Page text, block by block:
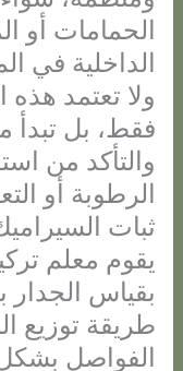
الحمامات أو
الداخلية في
ولا تعتمد
فقط، بل تبدأ
والتأكد من
الرطوبة أو
ثبات
يقوم معلم
بقياس الجدار
طريقة توزيع
الفواصل